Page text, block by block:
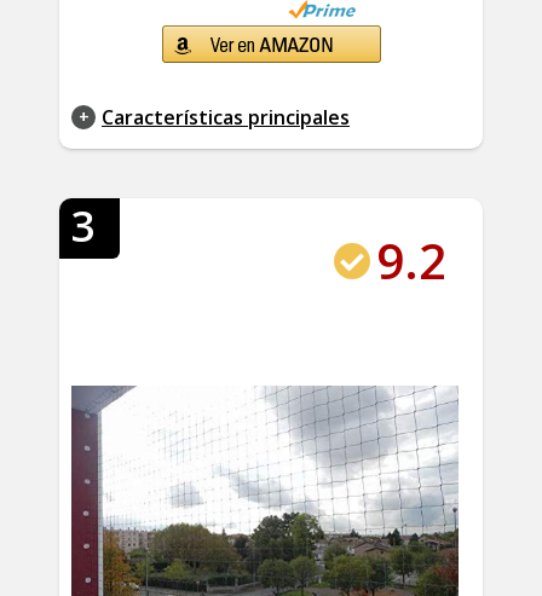
Características principales
3
9.2